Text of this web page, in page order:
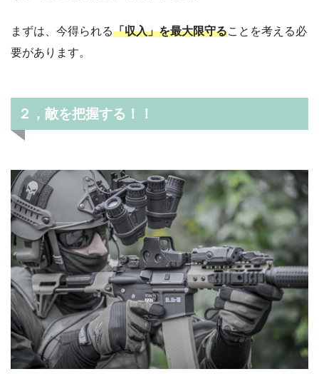
まずは、今得られる「収入」を最大限守ることを考える必
要があります。
２，敵を把握する！！